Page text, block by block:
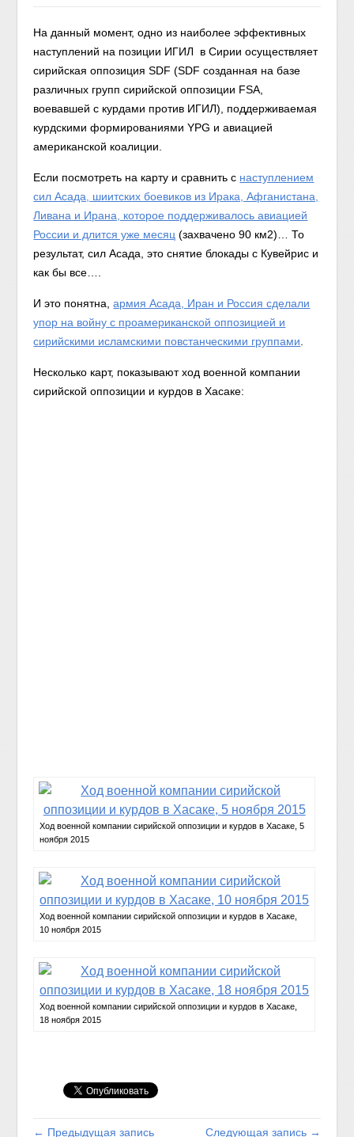
На данный момент, одно из наиболее эффективных
наступлений на позиции ИГИЛ в Сирии осуществляет
сирийская оппозиция SDF (SDF созданная на базе
различных групп сирийской оппозиции FSA,
воевавшей с курдами против ИГИЛ), поддерживаемая
курдскими формированиями YPG и авиацией
американской коалиции.
Если посмотреть на карту и сравнить с наступлением
сил Асада, шиитских боевиков из Ирака, Афганистана,
Ливана и Ирана, которое поддерживалось авиацией
России и длится уже месяц (захвачено 90 км2)… То
результат, сил Асада, это снятие блокады с Кувейрис и
как бы все….
И это понятна,армия Асада, Иран и Россия сделали
упор на войну с проамериканской оппозицией и
сирийскими исламскими повстанческими группами
Несколько карт, показывают ход военной компании
сирийской оппозиции и курдов в Хасаке:
Ход военной компании сирийской оппозиции и курдов в Хасаке, 5
ноября 2015
Ход военной компании сирийской оппозиции и курдов в Хасаке,
10 ноября 2015
Ход военной компании сирийской оппозиции и курдов в Хасаке,
18 ноября 2015
← Предыдущая запись Следующая запись →